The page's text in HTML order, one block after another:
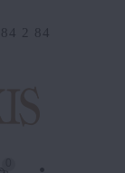
2 84